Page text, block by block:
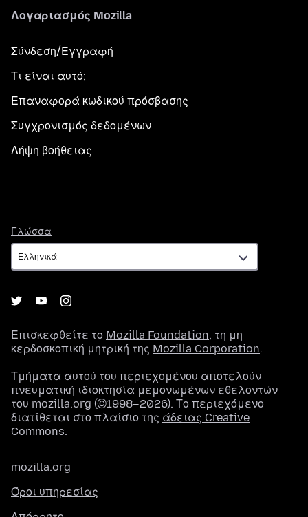
Λογαριασμός Mozilla
Σύνδεση/Εγγραφή
Τι είναι αυτό;
Επαναφορά κωδικού πρόσβασης
Συγχρονισμός δεδομένων
Λήψη βοήθειας
Γλώσσα
Επισκεφθείτε το Mozilla Foundation, τη μη
κερδοσκοπική μητρική της Mozilla Corporation.
Τμήματα αυτού του περιεχομένου αποτελούν
πνευματική ιδιοκτησία μεμονωμένων εθελοντών
του mozilla.org (©1998–2026). Το περιεχόμενο
διατίθεται στο πλαίσιο της άδειας Creative
Commons.
mozilla.org
Όροι υπηρεσίας